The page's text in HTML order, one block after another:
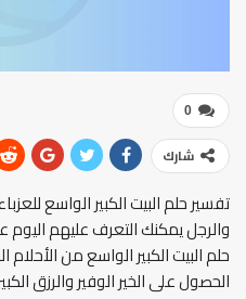
0
شارك
تفسير حلم البيت الكبير الواسع
والرجل يمكنك التعرف عليهم
حلم البيت الكبير الواسع من
الحصول على الخير الوفير والرزق